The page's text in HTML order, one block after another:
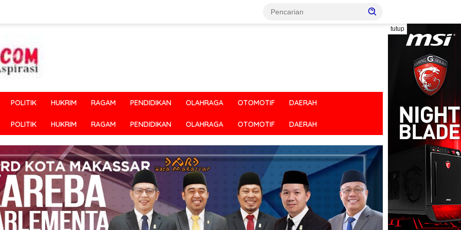
tutup
POLITIK HUKRIM RAGAM PENDIDIKAN OLAHRAGA OTOMOTIF DAERAH
POLITIK HUKRIM RAGAM PENDIDIKAN OLAHRAGA OTOMOTIF DAERAH